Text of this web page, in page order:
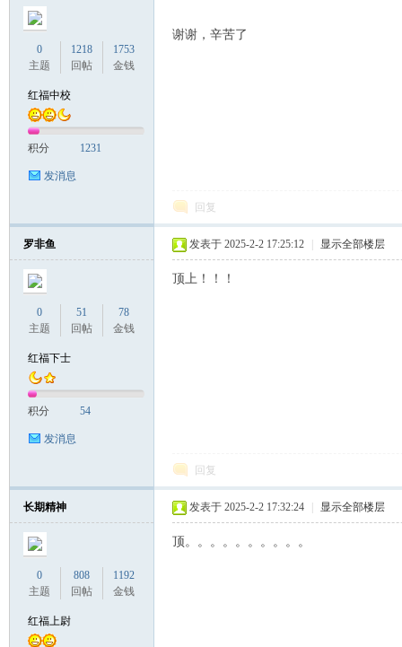
0
主题
1218
回帖
1753
金钱
红福中校
积分 1231
发消息
谢谢，辛苦了
回复
罗非鱼
0
主题
51
回帖
78
金钱
红福下士
积分 54
发消息
发表于 2025-2-2 17:25:12 显示全部楼层
顶上！！！
回复
长期精神
0
主题
808
回帖
1192
金钱
红福上尉
发表于 2025-2-2 17:32:24 显示全部楼层
顶。。。。。。。。。。